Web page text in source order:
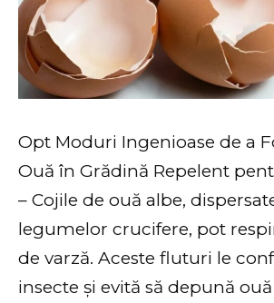
Opt Moduri Ingenioase de a
Ouă în Grădină Repelent
– Cojile de ouă albe,
legumelor crucifere, pot
de varză. Aceste fluturi le
insecte și evită să depună